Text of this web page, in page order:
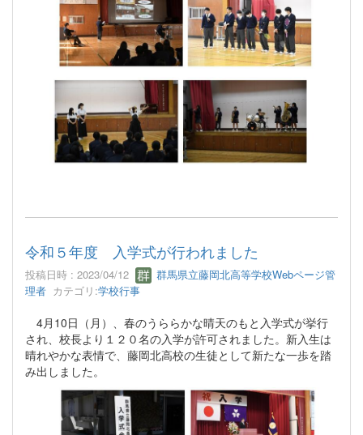
令和５年度 入学式が行われました
投稿日時 : 2023/04/12
群馬県立藤岡北高等学校Webページ管
理者 カテゴリ:学校行事
4月10日（月）、春のうららかな晴天のもと入学式が挙行
され、校長より１２０名の入学が許可されました。新入生は
晴れやかな表情で、藤岡北高校の生徒として新たな一歩を踏
み出しました。